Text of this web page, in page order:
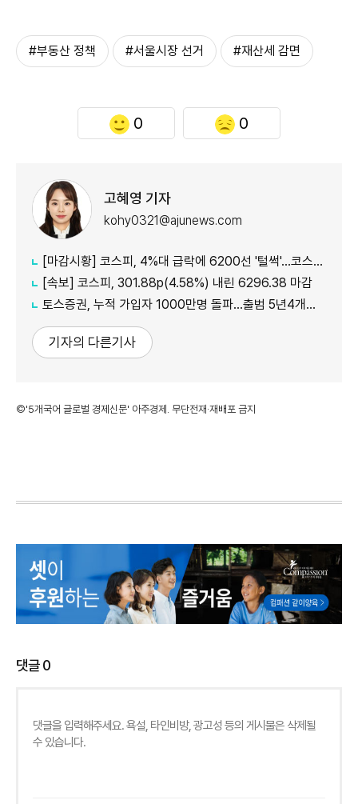
#부동산 정책 #서울시장 선거 #재산세 감면
0 0
고혜영 기자
kohy0321@ajunews.com
[마감시황] 코스피, 4%대 급락에 6200선 '털썩'…코스닥 5거래일 째 ↑
[속보] 코스피, 301.88p(4.58%) 내린 6296.38 마감
토스증권, 누적 가입자 1000만명 돌파…출범 5년4개월 만
기자의 다른기사
©'5개국어 글로벌 경제신문' 아주경제. 무단전재·재배포 금지
댓글0